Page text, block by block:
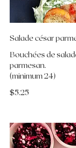
Salade césar
Bouchées de
parmesan.
(minimum 24)
$5.25